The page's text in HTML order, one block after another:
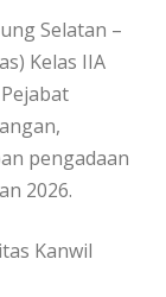
Selatan –
Kelas IIA
pengadaan
2026.
Kanwil